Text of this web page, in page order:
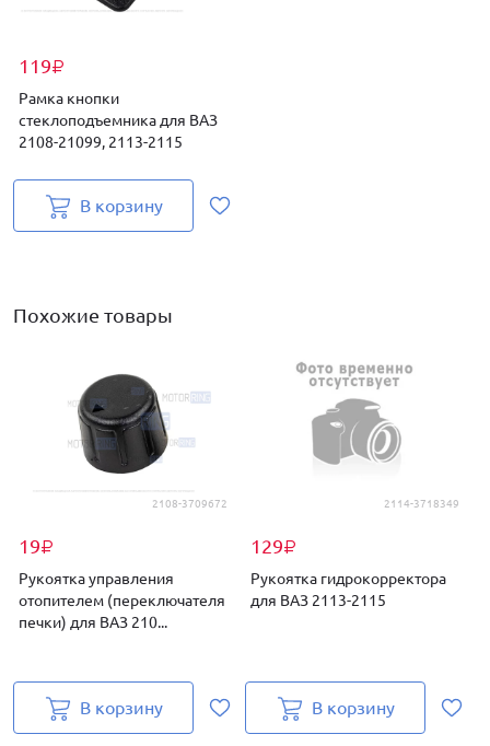
119₽
Рамка кнопки
стеклоподъемника для ВАЗ
2108-21099, 2113-2115
В корзину
Похожие товары
2108-3709672
19₽
Рукоятка управления
отопителем (переключателя
печки) для ВАЗ 210...
В корзину
2114-3718349
129₽
Рукоятка гидрокорректора
для ВАЗ 2113-2115
В корзину